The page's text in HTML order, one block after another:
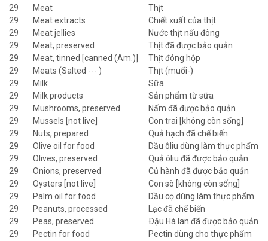
29 Meat
Thịt
29
Meat extracts
Chiết xuất của thịt
29
Meat jellies
Nước thịt nấu đông
29
Meat, preserved
Thịt đã được bảo quản
29
Meat, tinned [canned (Am.)]
Thịt đóng hộp
29
Meats (Salted --- )
Thịt (muối-)
29
Milk
Sữa
29
Milk products
Sản phẩm từ sữa
29
Mushrooms, preserved
Nấm đã được bảo quản
29
Mussels [not live]
Con trai [không còn sống]
29
Nuts, prepared
Quả hạch đã chế biến
29
Olive oil for food
Dầu ôliu dùng làm thực phẩm
29
Olives, preserved
Quả ôliu đã được bảo quản
29
Onions, preserved
Củ hành đã được bảo quản
29
Oysters [not live]
Con sò [không còn sống]
29
Palm oil for food
Dầu cọ dùng làm thực phẩm
29
Peanuts, processed
Lạc đã chế biến
29
Peas, preserved
Ðậu Hà lan đã được bảo quản
29
Pectin for food
Pectin dùng cho thực phẩm